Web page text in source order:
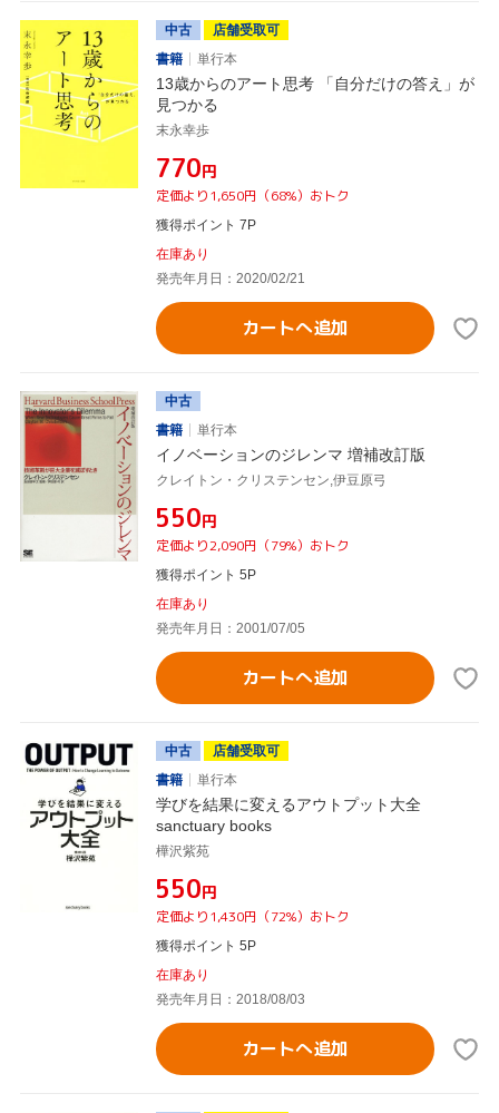
中古
店舗受取可
書籍
単行本
13歳からのアート思考 「自分だけの答え」が
見つかる
末永幸歩
¥770円
定価より1,650円（68%）おトク
獲得ポイント 7P
在庫あり
発売年月日：2020/02/21
カートへ追加
中古
書籍
単行本
イノベーションのジレンマ 増補改訂版
クレイトン・クリステンセン,伊豆原弓
¥550円
定価より2,090円（79%）おトク
獲得ポイント 5P
在庫あり
発売年月日：2001/07/05
カートへ追加
中古
店舗受取可
書籍
単行本
学びを結果に変えるアウトプット大全
sanctuary books
樺沢紫苑
¥550円
定価より1,430円（72%）おトク
獲得ポイント 5P
在庫あり
発売年月日：2018/08/03
カートへ追加